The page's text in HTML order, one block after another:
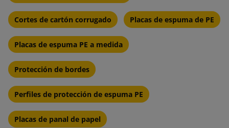
como choque, impacto o abrasión.
Air Bubbles:
La característica más reconocible es la
pequeña burbuja de aire hemisférica encerrada entre dos
capas de película.
Ligero:Aunque proporciona una excelente protección, el
envoltorio de burbujas es relativamente ligero, lo que
ayuda a ahorrar costos de envío.
Cortes de cartón corrugado Placas de espuma de PE
Placas de espuma PE a medida
Protección de bordes
Perfiles de protección de espuma PE
Placas de panal de papel